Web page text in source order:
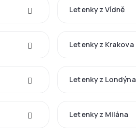
Letenky z Vídně
Letenky z Krakova
Letenky z Londýna
Letenky z Milána